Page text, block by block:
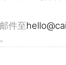
件至